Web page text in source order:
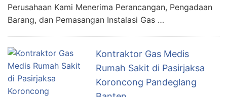
Perusahaan Kami Menerima Perancangan, Pengadaan
Barang, dan Pemasangan Instalasi Gas …
Kontraktor Gas Medis
Rumah Sakit di Pasirjaksa
Koroncong Pandeglang